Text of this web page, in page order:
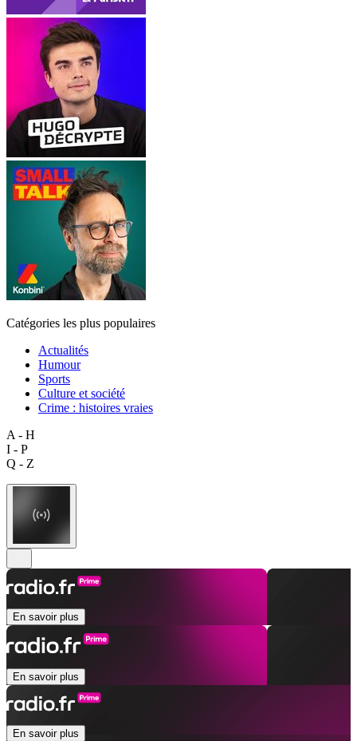
Catégories les plus populaires
Actualités
Humour
Sports
Culture et société
Crime : histoires vraies
A - H
I - P
Q - Z
En savoir plus
En savoir plus
En savoir plus